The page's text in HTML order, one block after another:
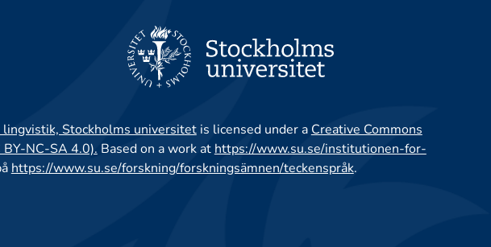
Stockholms universitetis licensed under a Creative Commons
NC-SA 4.0). Based on a work at https://www.su.se/institutionen-for-
https://www.su.se/forskning/forskningsämnen/teckenspråk.